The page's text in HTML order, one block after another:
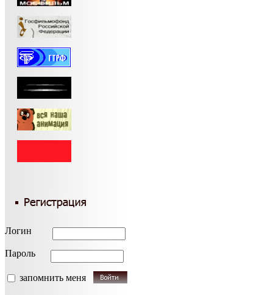
Логин
Пароль
запомнить меня